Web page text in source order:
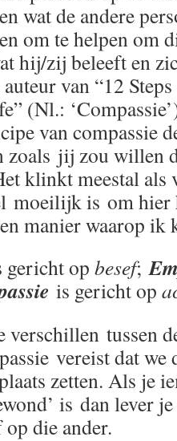
wat de andere
om te helpen om
hij/zij beleeft en
van “12
(Nl.:
van compassie
zoals jij zou willen
klinkt meestal
moeilijk is om hier
manier waarop ik
gericht op besef;
is gericht op
verschillen tussen
vereist dat we
zetten. Als je
is dan lever
die ander.